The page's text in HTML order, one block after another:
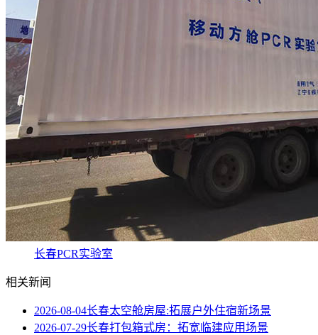
长春PCR实验室
相关新闻
2026-08-04长春太空舱房屋:拓展户外住宿新场景
2026-07-29长春打包箱式房：拓宽临建应用场景